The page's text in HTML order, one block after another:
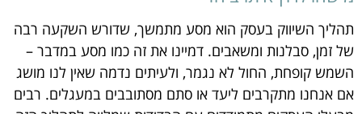
תהליך השיווק בעסק הוא מסע מתמשך, שדורש השקעה רבה
של זמן, סבלנות ומשאבים. דמיינו את זה כמו מסע במדבר –
השמש קופחת, החול לא נגמר, ולעיתים נדמה שאין לנו מושג
אם אנחנו מתקרבים ליעד או סתם מסתובבים במעגלים. רבים